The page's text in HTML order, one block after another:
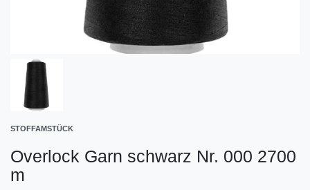
STOFFAMSTÜCK
Overlock Garn schwarz Nr. 000 2700
m